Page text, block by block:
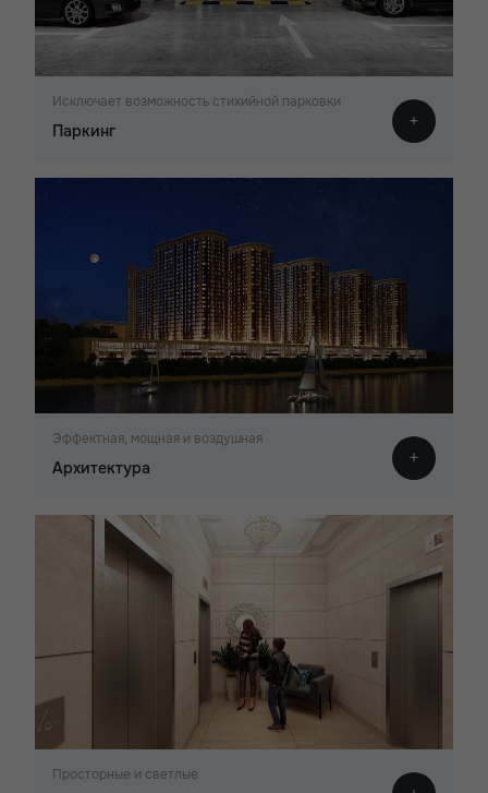
Исключает возможность стихийной парковки
Паркинг
Эффектная, мощная и воздушная
Архитектура
Просторные и светлые